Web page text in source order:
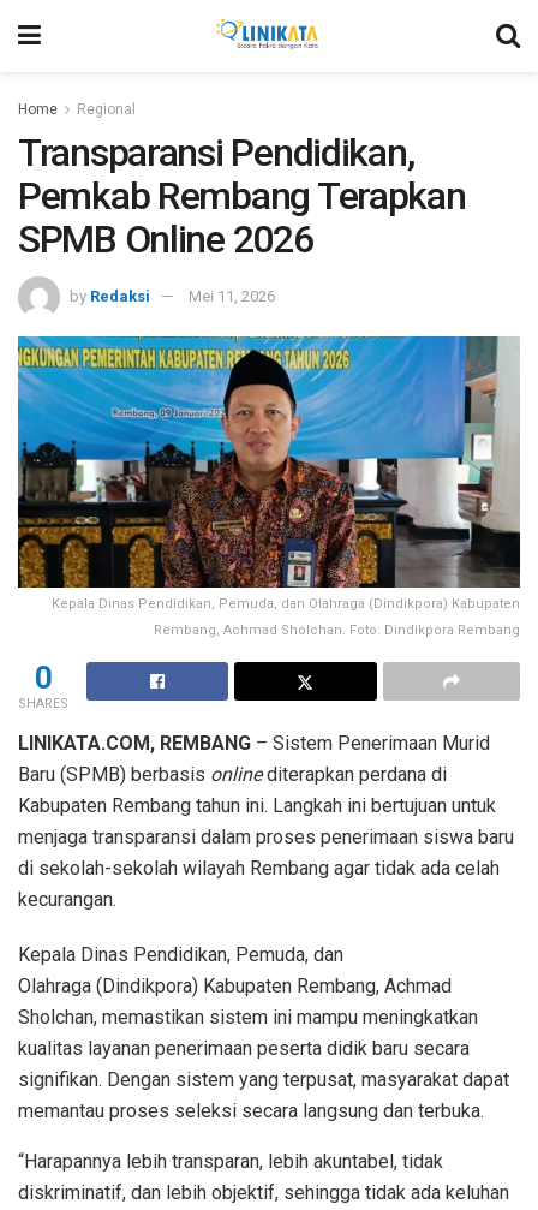
Home Regional
Transparansi Pendidikan,
Pemkab Rembang Terapkan
SPMB Online 2026
by Redaksi Mei 11, 2026
Kepala Dinas Pendidikan, Pemuda, dan Olahraga (Dindikpora) Kabupaten
Rembang, Achmad Sholchan. Foto: Dindikpora Rembang
0
SHARES
LINIKATA.COM, REMBANG – Sistem Penerimaan Murid
Baru (SPMB) berbasis onlinediterapkan perdana di
Kabupaten Rembang tahun ini. Langkah ini bertujuan untuk
menjaga transparansi dalam proses penerimaan siswa baru
di sekolah-sekolah wilayah Rembang agar tidak ada celah
kecurangan.
Kepala Dinas Pendidikan, Pemuda, dan
Olahraga (Dindikpora) Kabupaten Rembang, Achmad
Sholchan, memastikan sistem ini mampu meningkatkan
kualitas layanan penerimaan peserta didik baru secara
signifikan. Dengan sistem yang terpusat, masyarakat dapat
memantau proses seleksi secara langsung dan terbuka.
“Harapannya lebih transparan, lebih akuntabel, tidak
diskriminatif, dan lebih objektif, sehingga tidak ada keluhan